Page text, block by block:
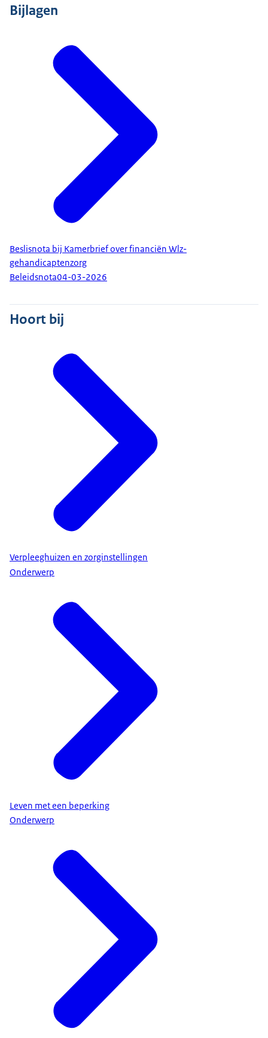
Bijlagen
Beslisnota bij Kamerbrief over financiën Wlz-
gehandicaptenzorg
Beleidsnota04-03-2026
Hoort bij
Verpleeghuizen en zorginstellingen
Onderwerp
Leven met een beperking
Onderwerp